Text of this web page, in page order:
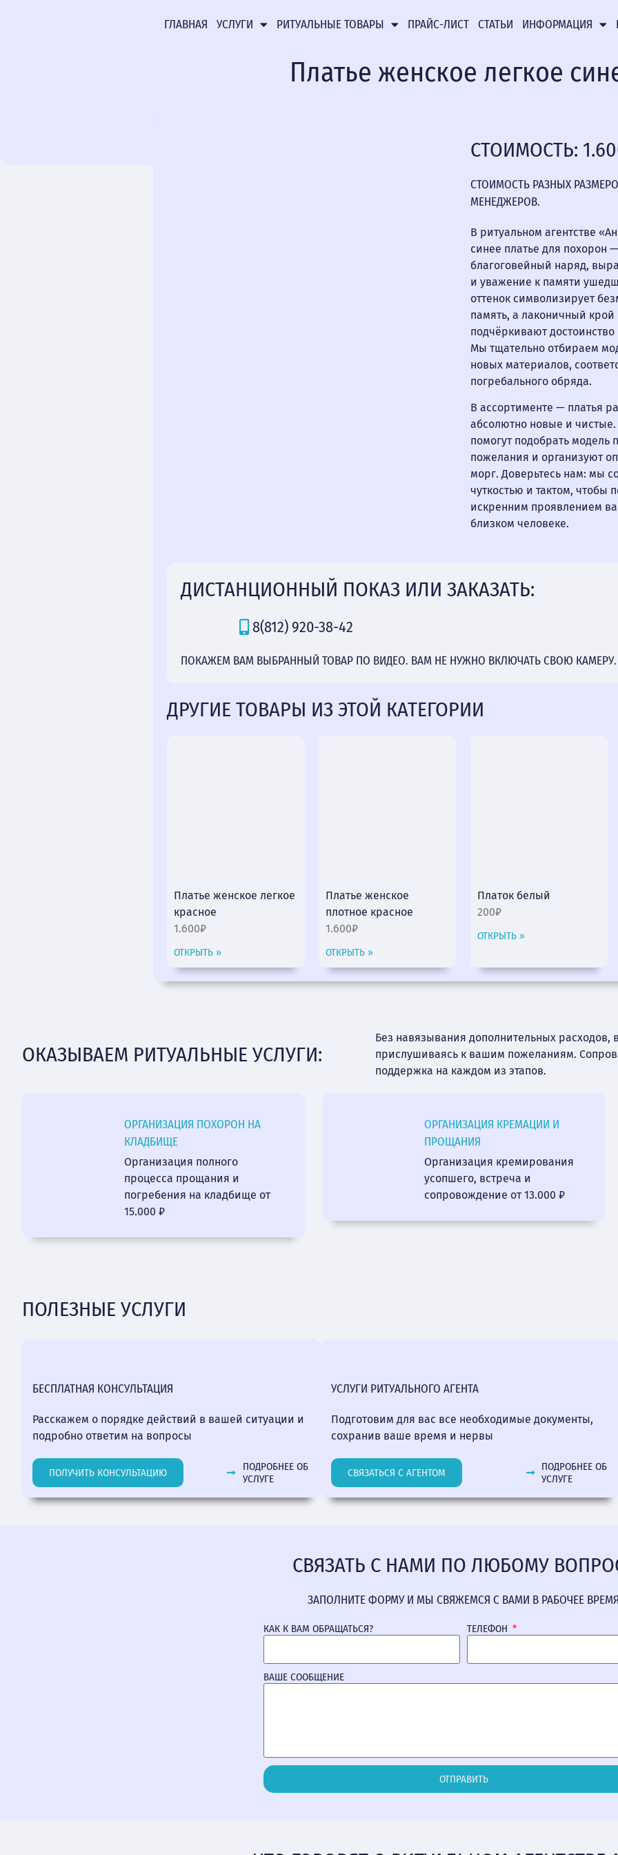
ГЛАВНАЯ УСЛУГИ РИТУАЛЬНЫЕ ТОВАРЫ ПРАЙС-ЛИСТ СТАТЬИ ИНФОРМАЦИЯ
Платье женское легкое
СТОИМОСТЬ:
СТОИМОСТЬ РАЗНЫХ
МЕНЕДЖЕРОВ.
В ритуальном агентстве
синее платье для похорон
благоговейный наряд,
и уважение к памяти
оттенок символизирует
память, а лаконичный
подчёркивают
Мы тщательно отбираем
новых материалов,
погребального обряда.
В ассортименте — платья
абсолютно новые и
помогут подобрать модель
пожелания и организуют
морг. Доверьтесь нам: мы
чуткостью и тактом, чтобы
искренним проявлением
близком человеке.
ДИСТАНЦИОННЫЙ ПОКАЗ ИЛИ ЗАКАЗАТЬ:
8(812) 920-38-42
ПОКАЖЕМ ВАМ ВЫБРАННЫЙ ТОВАР ПО ВИДЕО. ВАМ НЕ НУЖНО ВКЛЮЧАТЬ СВОЮ КАМЕРУ.
ДРУГИЕ ТОВАРЫ ИЗ ЭТОЙ КАТЕГОРИИ
Платье женское легкое
красное
1.600₽
ОТКРЫТЬ »
Платье женское
плотное красное
1.600₽
ОТКРЫТЬ »
Платок белый
200₽
ОТКРЫТЬ »
ОКАЗЫВАЕМ РИТУАЛЬНЫЕ УСЛУГИ:
Без навязывания дополнительных расходов,
прислушиваясь к вашим пожеланиям.
поддержка на каждом из этапов.
ОРГАНИЗАЦИЯ ПОХОРОН НА
КЛАДБИЩЕ
Организация полного
процесса прощания и
погребения на кладбище от
15.000 ₽
ОРГАНИЗАЦИЯ КРЕМАЦИИ И
ПРОЩАНИЯ
Организация кремирования
усопшего, встреча и
сопровождение от 13.000 ₽
ПОЛЕЗНЫЕ УСЛУГИ
БЕСПЛАТНАЯ КОНСУЛЬТАЦИЯ
Расскажем о порядке действий в вашей ситуации и
подробно ответим на вопросы
ПОЛУЧИТЬ КОНСУЛЬТАЦИЮ
ПОДРОБНЕЕ ОБ
УСЛУГЕ
УСЛУГИ РИТУАЛЬНОГО АГЕНТА
Подготовим для вас все необходимые документы,
сохранив ваше время и нервы
СВЯЗАТЬСЯ С АГЕНТОМ
ПОДРОБНЕЕ ОБ
УСЛУГЕ
СВЯЗАТЬ С НАМИ ПО ЛЮБОМУ
ЗАПОЛНИТЕ ФОРМУ И МЫ СВЯЖЕМСЯ С ВАМИ В РАБОЧЕЕ
КАК К ВАМ ОБРАЩАТЬСЯ? ТЕЛЕФОН
ВАШЕ СООБЩЕНИЕ
ОТПРАВИТЬ